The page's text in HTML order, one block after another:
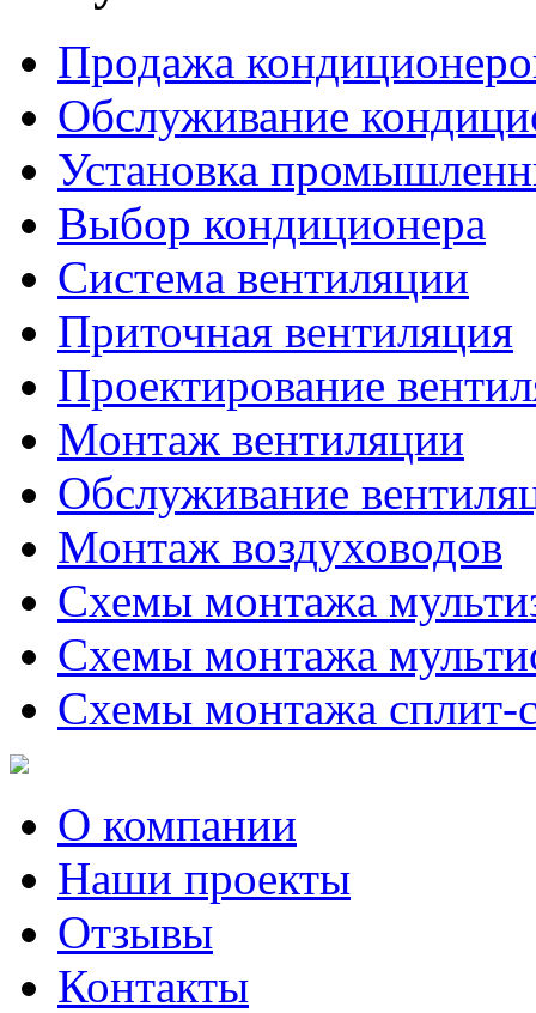
Продажа
Обслуживание
Установка
Выбор кондиционера
Система вентиляции
Приточная вентиляция
Проектирование
Монтаж вентиляции
Обслуживание
Монтаж воздуховодов
Схемы монтажа
Схемы монтажа
Схемы монтажа сплит-
О компании
Наши проекты
Отзывы
Контакты